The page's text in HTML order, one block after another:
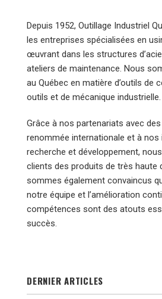
Depuis 1952, Outillage Industriel
les entreprises spécialisées en
œuvrant dans les structures
ateliers de maintenance. Nous
au Québec en matière d’outils de
outils et de mécanique industrielle.
Grâce à nos partenariats avec
renommée internationale et à
recherche et développement,
clients des produits de très haute
sommes également convaincus
notre équipe et l’amélioration
compétences sont des atouts
succès.
DERNIER ARTICLES